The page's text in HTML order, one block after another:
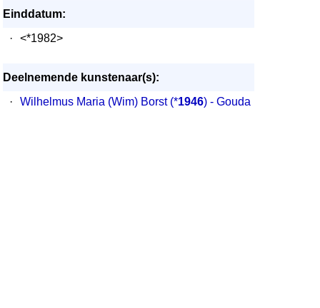
Einddatum:
·
<*1982>
Deelnemende kunstenaar(s):
·
Wilhelmus Maria (Wim) Borst (*1946) - Gouda